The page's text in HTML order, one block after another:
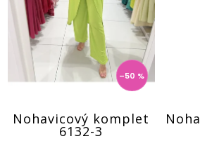
–50 %
Nohavicový komplet
6132-3